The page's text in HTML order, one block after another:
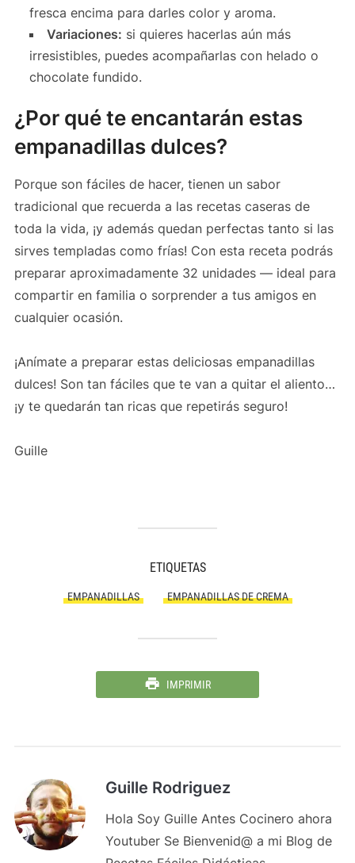
fresca encima para darles color y aroma.
Variaciones: si quieres hacerlas aún más
irresistibles, puedes acompañarlas con helado o
chocolate fundido.
¿Por qué te encantarán estas
empanadillas dulces?
Porque son fáciles de hacer, tienen un sabor
tradicional que recuerda a las recetas caseras de
toda la vida, ¡y además quedan perfectas tanto si las
sirves templadas como frías! Con esta receta podrás
preparar aproximadamente 32 unidades — ideal para
compartir en familia o sorprender a tus amigos en
cualquier ocasión.
¡Anímate a preparar estas deliciosas empanadillas
dulces! Son tan fáciles que te van a quitar el aliento…
¡y te quedarán tan ricas que repetirás seguro!
Guille
ETIQUETAS
EMPANADILLAS EMPANADILLAS DE CREMA
IMPRIMIR
Guille Rodriguez
Hola Soy Guille Antes Cocinero ahora
Youtuber Se Bienvenid@ a mi Blog de